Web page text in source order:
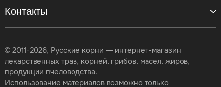
Контакты
© 2011-2026, Русские корни — интернет-магазин
лекарственных трав, корней, грибов, масел, жиров,
продукции пчеловодства.
Использование материалов возможно только